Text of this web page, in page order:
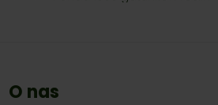
O nas